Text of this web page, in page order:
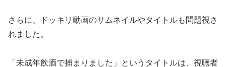
さらに、ドッキリ動画のサムネイルやタイトルも問題視さ
れました。
「未成年飲酒で捕まりました」というタイトルは、視聴者